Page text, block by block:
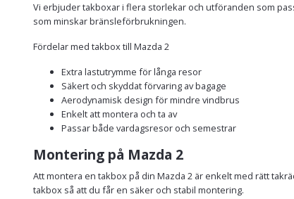
Vi erbjuder takboxar i flera storlekar och utföranden som
som minskar bränsleförbrukningen.
Fördelar med takbox till Mazda 2
Extra lastutrymme för långa resor
Säkert och skyddat förvaring av bagage
Aerodynamisk design för mindre vindbrus
Enkelt att montera och ta av
Passar både vardagsresor och semestrar
Montering på Mazda 2
Att montera en takbox på din Mazda 2 är enkelt med rätt
takbox så att du får en säker och stabil montering.